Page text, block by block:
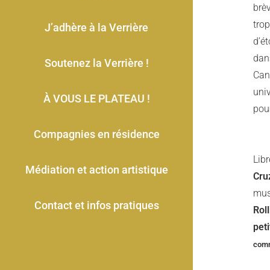
J’adhère à la Verrière
Soutenez la Verrière !
À VOUS LE PLATEAU !
Compagnies en résidence
Médiation et action artistique
Contact et infos pratiques